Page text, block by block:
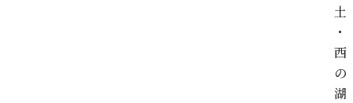
土
・
西
の
湖